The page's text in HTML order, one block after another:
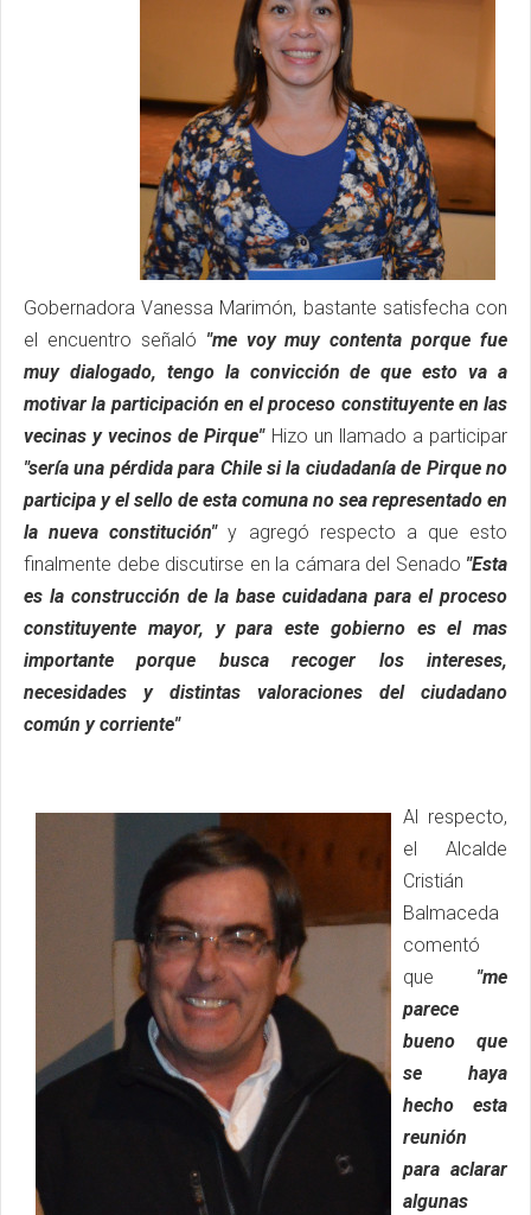
Gobernadora Vanessa Marimón, bastante satisfecha con
el encuentro señaló "me voy muy contenta porque fue
muy dialogado, tengo la convicción de que esto va a
motivar la participación en el proceso constituyente en las
vecinas y vecinos de Pirque"Hizo un llamado a participar
"sería una pérdida para Chile si la ciudadanía de Pirque no
participa y el sello de esta comuna no sea representado en
la nueva constitución" y agregó respecto a que esto
finalmente debe discutirse en la cámara del Senado "Esta
es la construcción de la base cuidadana para el proceso
constituyente mayor, y para este gobierno es el mas
importante porque busca recoger los intereses,
necesidades y distintas valoraciones del ciudadano
común y corriente"
Al respecto,
el Alcalde
Cristián
Balmaceda
comentó
que "me
parece
bueno que
se haya
hecho esta
reunión
para aclarar
algunas